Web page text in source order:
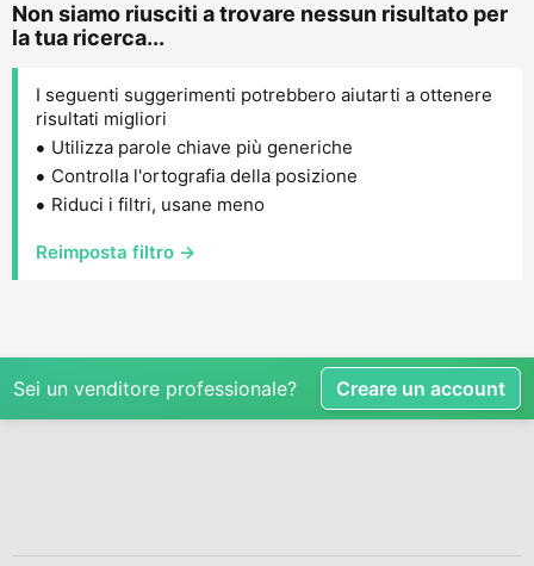
Non siamo riusciti a trovare nessun risultato per
la tua ricerca...
I seguenti suggerimenti potrebbero aiutarti a ottenere
risultati migliori
Utilizza parole chiave più generiche
Controlla l'ortografia della posizione
Riduci i filtri, usane meno
Reimposta filtro →
Sei un venditore professionale? Creare un account